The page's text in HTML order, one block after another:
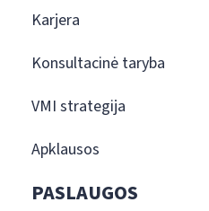
Karjera
Konsultacinė taryba
VMI strategija
Apklausos
PASLAUGOS